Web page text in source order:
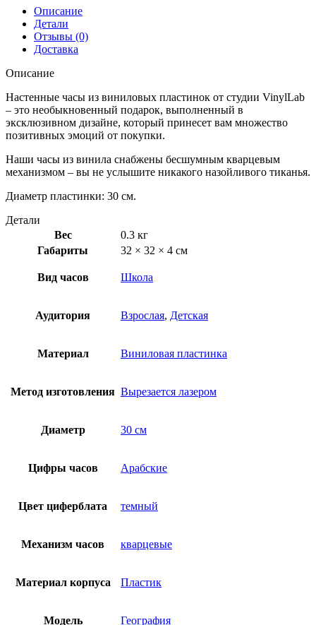
Описание
Детали
Отзывы (0)
Доставка
Описание
Настенные часы из виниловых пластинок от студии VinylLab
– это необыкновенный подарок, выполненный в
эксклюзивном дизайне, который принесет вам множество
позитивных эмоций от покупки.
Наши часы из винила снабжены бесшумным кварцевым
механизмом – вы не услышите никакого назойливого тиканья.
Диаметр пластинки: 30 см.
Детали
Вес
0.3 кг
Габариты
32 × 32 × 4 см
Вид часов Школа
Аудитория Взрослая, Детская
Материал Виниловая пластинка
Метод изготовления Вырезается лазером
Диаметр 30 см
Цифры часов Арабские
Цвет циферблата темный
Механизм часов кварцевые
Материал корпуса Пластик
Модель География